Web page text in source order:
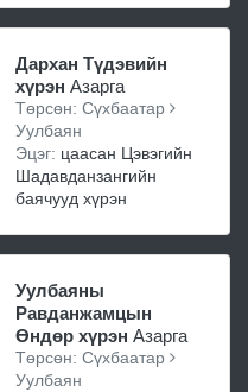
Дархан Түдэвийн
хүрэн Азарга
Төрсөн: Сүхбаатар
Уулбаян
Эцэг: цаасан Цэвэгийн
Шадавданзангийн
баячууд хүрэн
Уулбаяны
Равданжамцын
Өндөр хүрэн Азарга
Төрсөн: Сүхбаатар
Уулбаян